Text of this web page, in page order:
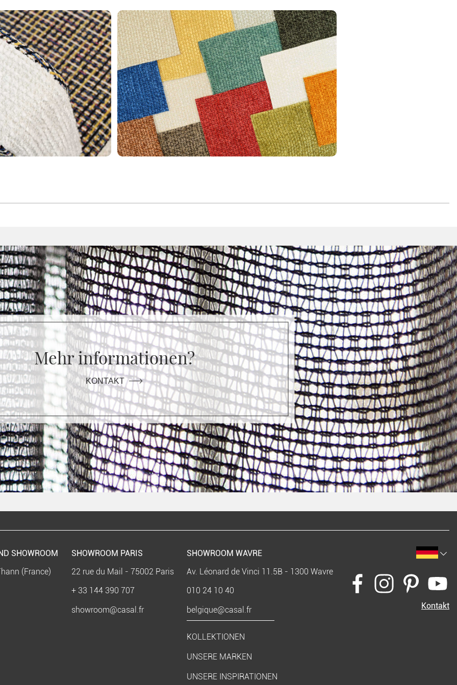
Mehr informationen?
KONTAKT
SHOWROOM
(France)
SHOWROOM PARIS
22 rue du Mail - 75002 Paris
+ 33 144 390 707
showroom@casal.fr
SHOWROOM WAVRE
Av. Léonard de Vinci 11.5B - 1300 Wavre
010 24 10 40
belgique@casal.fr
KOLLEKTIONEN
UNSERE MARKEN
UNSERE INSPIRATIONEN
Kontakt